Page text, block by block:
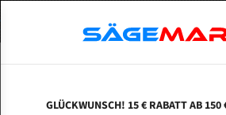
ABOUTS
ENGLISH
GLÜCKWUNSCH! 15 € RABATT AB